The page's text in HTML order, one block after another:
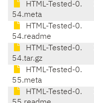
HTML-Tested-0.
54.meta
HTML-Tested-0.
54.readme
HTML-Tested-0.
54.tar.gz
HTML-Tested-0.
55.meta
HTML-Tested-0.